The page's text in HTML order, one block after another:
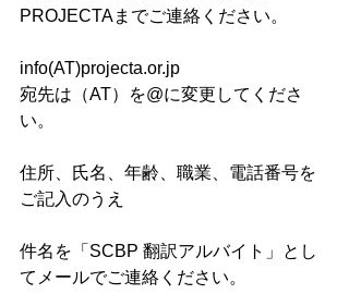
PROJECTAまでご連絡ください。
info(AT)projecta.or.jp
宛先は（AT）を@に変更してくださ
い。
住所、氏名、年齢、職業、電話番号を
ご記入のうえ
件名を「SCBP 翻訳アルバイト」とし
てメールでご連絡ください。